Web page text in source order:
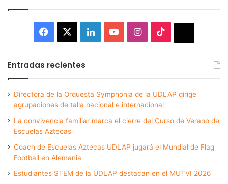
Facebook LinkedInYouTubeInstagram
Entradas recientes
Directora de la Orquesta Symphonia de la UDLAP dirige
agrupaciones de talla nacional e internacional
La convivencia familiar marca el cierre del Curso de Verano de
Escuelas Aztecas
Coach de Escuelas Aztecas UDLAP jugará el Mundial de Flag
Football en Alemania
Estudiantes STEM de la UDLAP destacan en el MUTVI 2026